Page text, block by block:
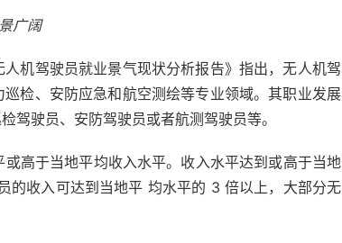
广阔
机驾驶员就业景气现状分析报告》指出，无人机驾
检、安防应急和航空测绘等专业领域。其职业发展
驾驶员、安防驾驶员或者航测驾驶员等。
高于当地平均收入水平。收入水平达到或高于当地
的收入可达到当地平 均水平的 3 倍以上，大部分无